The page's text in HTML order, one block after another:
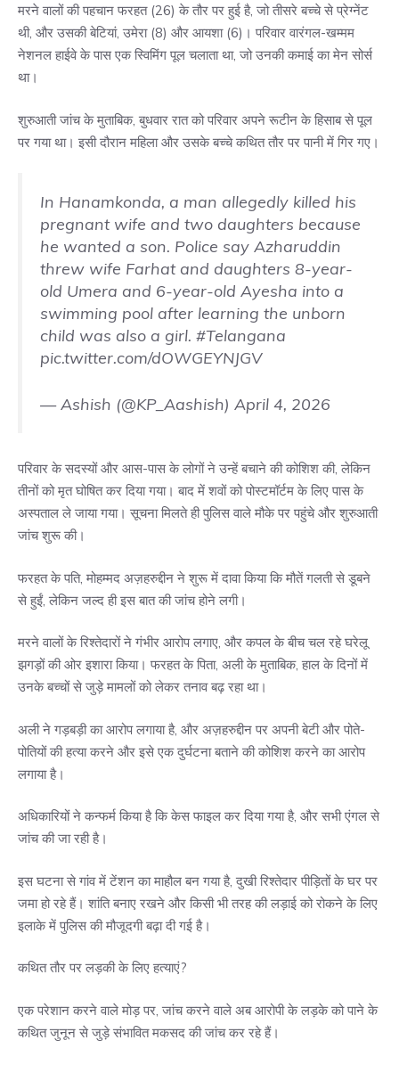
मरने वालों की पहचान फरहत (26) के तौर पर हुई है, जो तीसरे बच्चे से प्रेग्नेंट
थी, और उसकी बेटियां, उमेरा (8) और आयशा (6)। परिवार वारंगल-खम्मम
नेशनल हाईवे के पास एक स्विमिंग पूल चलाता था, जो उनकी कमाई का मेन सोर्स
था।
शुरुआती जांच के मुताबिक, बुधवार रात को परिवार अपने रूटीन के हिसाब से पूल
पर गया था। इसी दौरान महिला और उसके बच्चे कथित तौर पर पानी में गिर गए।
In Hanamkonda, a man allegedly killed his
pregnant wife and two daughters because
he wanted a son. Police say Azharuddin
threw wife Farhat and daughters 8-year-
old Umera and 6-year-old Ayesha into a
swimming pool after learning the unborn
child was also a girl. #Telangana
pic.twitter.com/dOWGEYNJGV
— Ashish (@KP_Aashish) April 4, 2026
परिवार के सदस्यों और आस-पास के लोगों ने उन्हें बचाने की कोशिश की, लेकिन
तीनों को मृत घोषित कर दिया गया। बाद में शवों को पोस्टमॉर्टम के लिए पास के
अस्पताल ले जाया गया। सूचना मिलते ही पुलिस वाले मौके पर पहुंचे और शुरुआती
जांच शुरू की।
फरहत के पति, मोहम्मद अज़हरुद्दीन ने शुरू में दावा किया कि मौतें गलती से डूबने
से हुईं, लेकिन जल्द ही इस बात की जांच होने लगी।
मरने वालों के रिश्तेदारों ने गंभीर आरोप लगाए, और कपल के बीच चल रहे घरेलू
झगड़ों की ओर इशारा किया। फरहत के पिता, अली के मुताबिक, हाल के दिनों में
उनके बच्चों से जुड़े मामलों को लेकर तनाव बढ़ रहा था।
अली ने गड़बड़ी का आरोप लगाया है, और अज़हरुद्दीन पर अपनी बेटी और पोते-
पोतियों की हत्या करने और इसे एक दुर्घटना बताने की कोशिश करने का आरोप
लगाया है।
अधिकारियों ने कन्फर्म किया है कि केस फाइल कर दिया गया है, और सभी एंगल से
जांच की जा रही है।
इस घटना से गांव में टेंशन का माहौल बन गया है, दुखी रिश्तेदार पीड़ितों के घर पर
जमा हो रहे हैं। शांति बनाए रखने और किसी भी तरह की लड़ाई को रोकने के लिए
इलाके में पुलिस की मौजूदगी बढ़ा दी गई है।
कथित तौर पर लड़की के लिए हत्याएं?
एक परेशान करने वाले मोड़ पर, जांच करने वाले अब आरोपी के लड़के को पाने के
कथित जुनून से जुड़े संभावित मकसद की जांच कर रहे हैं।